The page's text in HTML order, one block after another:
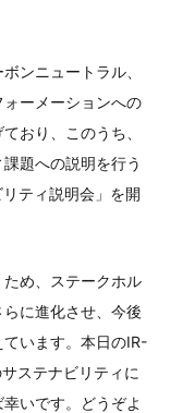
ンニュートラル、
ーメーションへの
おり、このうち、
題への説明を行う
ティ説明会」を開
め、ステークホル
に進化させ、今後
います。本日のIR-
ステナビリティに
いです。どうぞよ